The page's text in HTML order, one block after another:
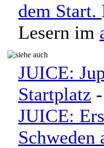
dem Start.
Lesern im
JUICE:
Startplatz
JUICE:
Schweden